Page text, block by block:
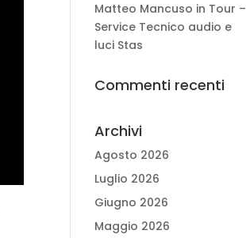
Matteo Mancuso in Tour –
Service Tecnico audio e
luci Stas
Commenti recenti
Archivi
Agosto 2026
Luglio 2026
Giugno 2026
Maggio 2026